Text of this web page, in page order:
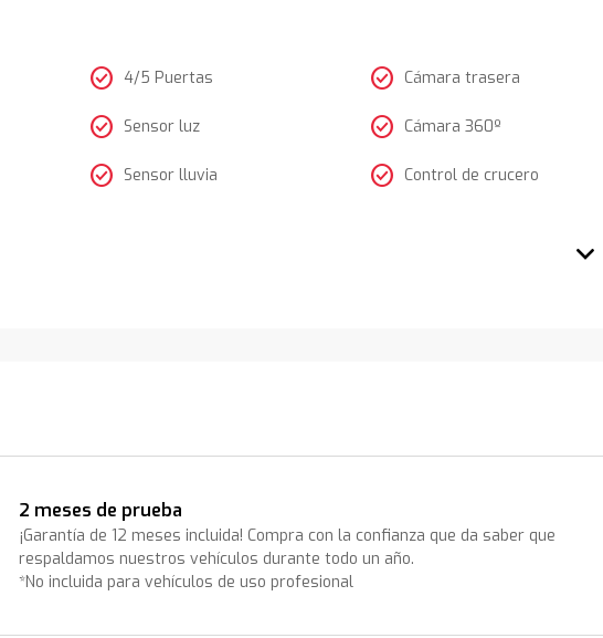
check_circle 4/5 Puertas
check_circle Sensor luz
check_circle Sensor lluvia
check_circle Cámara trasera
check_circle Cámara 360º
check_circle Control de crucero
2 meses de prueba
¡Garantía de 12 meses incluida! Compra con la confianza que da saber que
respaldamos nuestros vehículos durante todo un año.
*No incluida para vehículos de uso profesional